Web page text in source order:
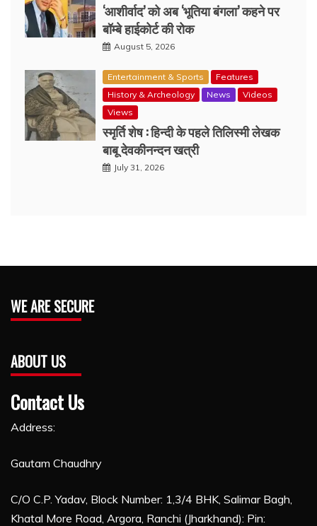
‘आशीर्वाद’ को अब ‘भूतिया बंगला’ कहने पर
बॉम्बे हाईकोर्ट की रोक
August 5, 2026
Entertainment & Sports
Features
History & Archeology
News
Videos
Views
स्मृर्ति शेष : हिन्दी के पहले तिलिस्मी लेखक
बाबू देवकीनन्दन खत्री
July 31, 2026
WE ARE SECURE
ABOUT US
Contact Us
Address:
Gautam Chaudhry
C/O C.P. Yadav, Block Number: 1,3/4 BHK, Salimar Bagh,
Khatal More Road, Argora, Ranchi (Jharkhand): Pin: